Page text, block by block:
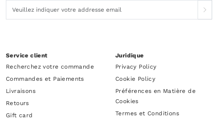
Service client
Recherchez votre commande
Commandes et Paiements
Livraisons
Retours
Gift card
Juridique
Privacy Policy
Cookie Policy
Préférences en Matière de
Cookies
Termes et Conditions